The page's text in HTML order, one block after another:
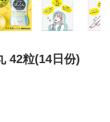
42粒(14日份)